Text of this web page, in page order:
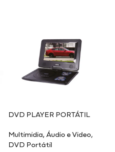
DVD PLAYER PORTÁTIL
Multimidia,Áudio e Video,
DVD Portátil